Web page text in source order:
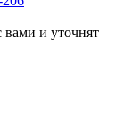
вами и уточнят